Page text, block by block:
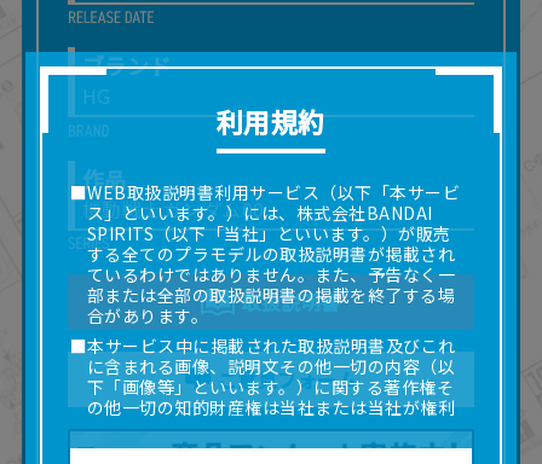
ブランド
HG
作品
機動戦士ガンダム00
取扱説明書
ご意見フォーム
利用規約
■WEB取扱説明書利用サービス（以下「本サービ
ス」といいます。）には、株式会社BANDAI
SPIRITS（以下「当社」といいます。）が販売
する全てのプラモデルの取扱説明書が掲載され
ているわけではありません。また、予告なく一
部または全部の取扱説明書の掲載を終了する場
合があります。
■本サービス中に掲載された取扱説明書及びこれ
に含まれる画像、説明文その他一切の内容（以
下「画像等」といいます。）に関する著作権そ
の他一切の知的財産権は当社または当社が権利
の許諾を受ける第三者に帰属します。